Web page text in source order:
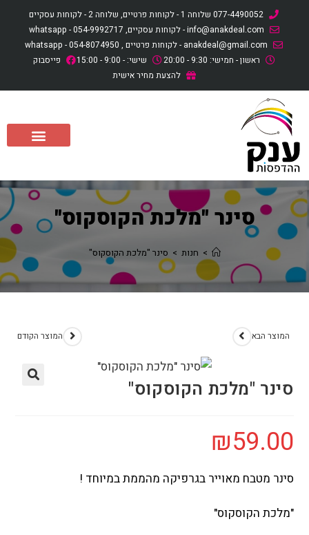
077-4490052 שלוחה 1 - לקוחות פרטיים, שלוחה 2 - לקוחות עסקיים
info@anakdeal.com - לקוחות עסקיים, whatsapp - 054-9992717
anakdeal@gmail.com - לקוחות פרטיים , whatsapp - 054-8074950
ראשון - חמישי: 9:30 - 20:00
שישי: - 9:00 - 15:00
פייסבוק
להצעת מחיר אישית
סינר "מלכת הקוסקוס"
> חנות > סינר "מלכת הקוסקוס"
המוצר הקודם המוצר הבא
סינר "מלכת הקוסקוס"
₪59.00
סינר מטבח מאוייר בגרפיקה מהממת במיוחד !
"מלכת הקוסקוס"